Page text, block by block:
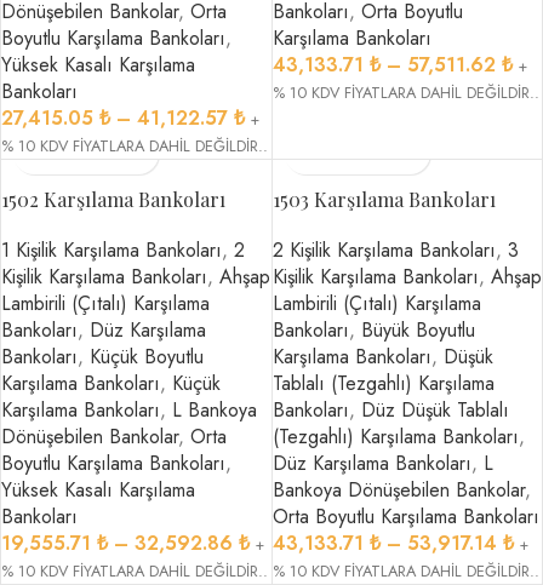
Dönüşebilen Bankolar, Orta
Boyutlu Karşılama Bankoları,
Yüksek Kasalı Karşılama
Bankoları
27,415.05 ₺ – 41,122.57 ₺ +
% 10 KDV FİYATLARA DAHİL DEĞİLDİR..
Bankoları, Orta Boyutlu
Karşılama Bankoları
43,133.71 ₺ – 57,511.62 ₺ +
% 10 KDV FİYATLARA DAHİL DEĞİLDİR..
1502 Karşılama Bankoları
1 Kişilik Karşılama Bankoları, 2
Kişilik Karşılama Bankoları, Ahşap
Lambirili (Çıtalı) Karşılama
Bankoları, Düz Karşılama
Bankoları, Küçük Boyutlu
Karşılama Bankoları, Küçük
Karşılama Bankoları, L Bankoya
Dönüşebilen Bankolar, Orta
Boyutlu Karşılama Bankoları,
Yüksek Kasalı Karşılama
Bankoları
19,555.71 ₺ – 32,592.86 ₺ +
% 10 KDV FİYATLARA DAHİL DEĞİLDİR..
1503 Karşılama Bankoları
2 Kişilik Karşılama Bankoları, 3
Kişilik Karşılama Bankoları, Ahşap
Lambirili (Çıtalı) Karşılama
Bankoları, Büyük Boyutlu
Karşılama Bankoları, Düşük
Tablalı (Tezgahlı) Karşılama
Bankoları, Düz Düşük Tablalı
(Tezgahlı) Karşılama Bankoları,
Düz Karşılama Bankoları, L
Bankoya Dönüşebilen Bankolar,
Orta Boyutlu Karşılama Bankoları
43,133.71 ₺ – 53,917.14 ₺ +
% 10 KDV FİYATLARA DAHİL DEĞİLDİR..